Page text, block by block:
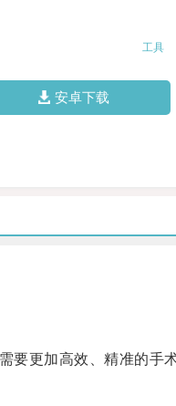
工具
安卓下载
更加高效、精准的手术